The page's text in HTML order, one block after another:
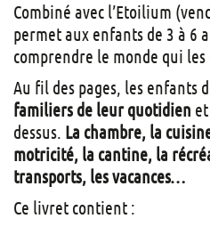
Combiné avec l’Etoilium
permet aux enfants de 3 à 6
comprendre le monde qui
Au fil des pages, les enfants
familiers de leur quotidien
dessus. La chambre, la
motricité, la cantine, la
transports, les vacances…
Ce livret contient :